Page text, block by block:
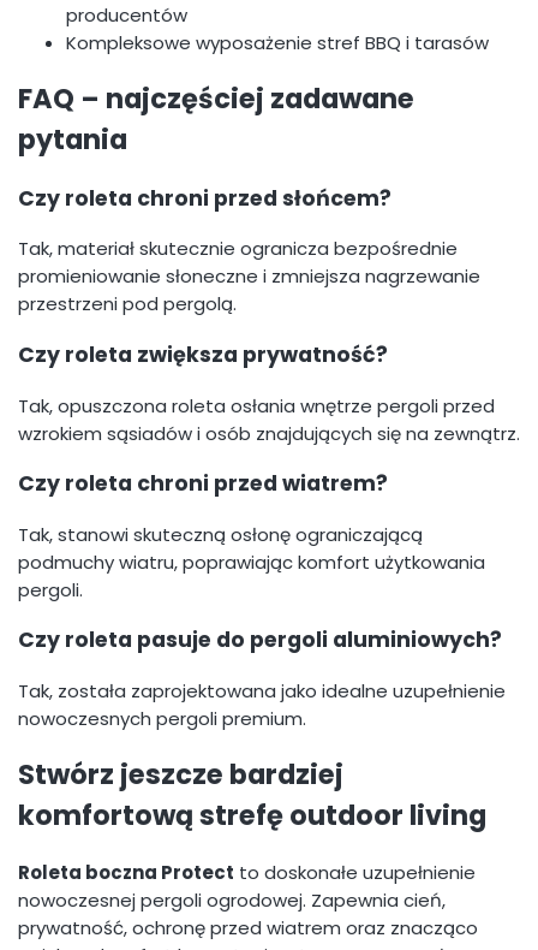
producentów
Kompleksowe wyposażenie stref BBQ i tarasów
FAQ – najczęściej zadawane
pytania
Czy roleta chroni przed słońcem?
Tak, materiał skutecznie ogranicza bezpośrednie
promieniowanie słoneczne i zmniejsza nagrzewanie
przestrzeni pod pergolą.
Czy roleta zwiększa prywatność?
Tak, opuszczona roleta osłania wnętrze pergoli przed
wzrokiem sąsiadów i osób znajdujących się na zewnątrz.
Czy roleta chroni przed wiatrem?
Tak, stanowi skuteczną osłonę ograniczającą
podmuchy wiatru, poprawiając komfort użytkowania
pergoli.
Czy roleta pasuje do pergoli aluminiowych?
Tak, została zaprojektowana jako idealne uzupełnienie
nowoczesnych pergoli premium.
Stwórz jeszcze bardziej
komfortową strefę outdoor living
Roleta boczna Protect to doskonałe uzupełnienie
nowoczesnej pergoli ogrodowej. Zapewnia cień,
prywatność, ochronę przed wiatrem oraz znacząco